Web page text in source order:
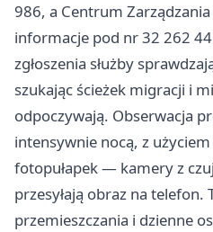
986, a Centrum
informacje pod nr 32 262
zgłoszenia służby
szukając ścieżek migracji i
odpoczywają. Obserwacja
intensywnie nocą, z
fotopułapek — kamery z
przesyłają obraz na
przemieszczania i dzienne